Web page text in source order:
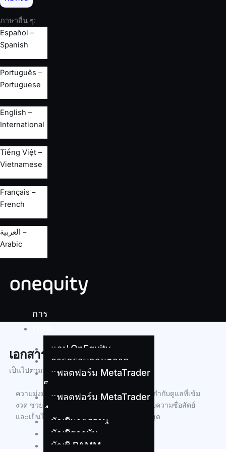
ภาษาอื่น ๆ:
Español –
Spanish
Português –
Portuguese
English –
International
Tiếng Việt –
Vietnamese
Français –
French
العربية –
Arabic
การ
แอป OnEquity
การครอบคลุมตลาด
แพลตฟอร์ม MetaTrader
5
แพลตฟอร์ม MetaTrader
4
บัญชีมาตรฐาน
บัญชีสถาบัน
บัญชี PAMM
เอกสารทางกฎหมาย
เป็นไปตามมาตรฐานอุตสาหกรรมอย่างครบถ้วน
ความมุ่งมั่นของเราในการรักษามาตรฐานการกำกับดูแลที่เข้ม
งวด ช่วยให้มั่นใจว่าทุกธุรกรรมดำเนินการด้วยความซื่อสัตย์
และเป็นไปตามหลักกฎหมายและจริยธรรมสูงสุด